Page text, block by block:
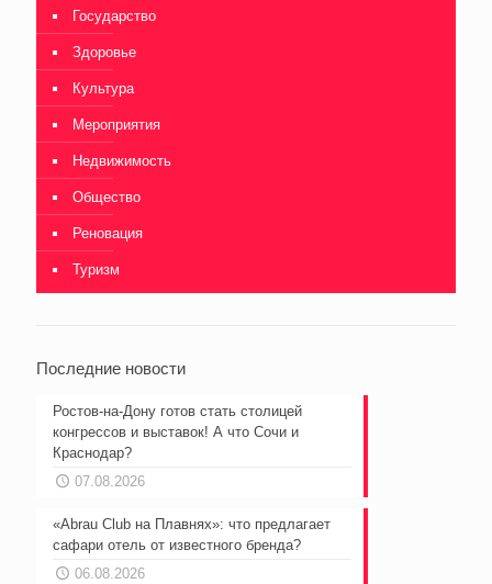
Государство
Здоровье
Культура
Мероприятия
Недвижимость
Общество
Реновация
Туризм
Последние новости
Ростов-на-Дону готов стать столицей
конгрессов и выставок! А что Сочи и
Краснодар?
07.08.2026
«Abrau Club на Плавнях»: что предлагает
сафари отель от известного бренда?
06.08.2026